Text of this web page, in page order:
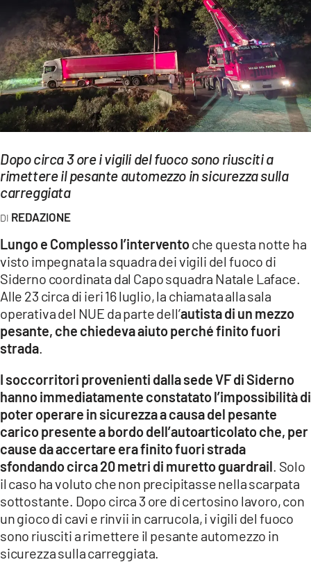
ECONOMIA E LAVORO
EVENTI
SPORT
Streaming
LAC NETWORK
LAC ONAIR
Network
LACPLAY.IT
LACTV.IT
LACONAIR.IT
ILREGGINO.IT
COSENZACHANNEL.IT
ILVIBONESE.IT
CATANZAROCHANNEL.IT
LACAPITALENEWS.IT
App
Dopo circa 3 ore i vigili del fuoco sono riusciti a
rimettere il pesante automezzo in sicurezza sulla
carreggiata
REDAZIONE
Lungo e Complesso l’interventoche questa notte ha
visto impegnata la squadra dei vigili del fuoco di
Siderno coordinata dal Capo squadra Natale Laface.
Alle 23 circa di ieri 16 luglio, la chiamata alla sala
operativa del NUE da parte dell’autista di un mezzo
pesante, che chiedeva aiuto perché finito fuori
strada
I soccorritori provenienti dalla sede VF di Siderno
hanno immediatamente constatato l’impossibilità di
poter operare in sicurezza a causa del pesante
carico presente a bordo dell’autoarticolato che, per
cause da accertare era finito fuori strada
sfondando circa 20 metri di muretto guardrail . Solo
il caso ha voluto che non precipitasse nella scarpata
sottostante. Dopo circa 3 ore di certosino lavoro, con
un gioco di cavi e rinvii in carrucola, i vigili del fuoco
sono riusciti a rimettere il pesante automezzo in
sicurezza sulla carreggiata.